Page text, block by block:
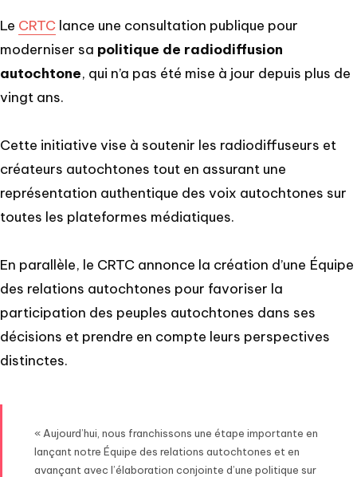
Le CRTC lance une consultation publique pour
moderniser sa politique de radiodiffusion
autochtone, qui n’a pas été mise à jour depuis plus de
vingt ans.
Cette initiative vise à soutenir les radiodiffuseurs et
créateurs autochtones tout en assurant une
représentation authentique des voix autochtones sur
toutes les plateformes médiatiques.
En parallèle, le CRTC annonce la création d’une Équipe
des relations autochtones pour favoriser la
participation des peuples autochtones dans ses
décisions et prendre en compte leurs perspectives
distinctes.
« Aujourd’hui, nous franchissons une étape importante en
lançant notre Équipe des relations autochtones et en
avançant avec l’élaboration conjointe d’une politique sur